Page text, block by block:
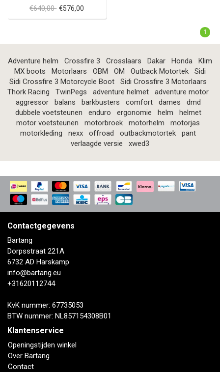
€640,00 €576,00
1
Adventure helm Crossfire 3 Crosslaars Dakar Honda
Klim
MX boots
Motorlaars OBM OM Outback Motortek
Sidi
Sidi Crossfire 3 Motorcycle Boot
Sidi Crossfire 3 Motorlaars
Thork Racing
TwinPegs adventure helmet
adventure motor
aggressor
balans barkbusters comfort dames
dmd
dubbele voetsteunen
enduro ergonomie helm
helmet
motor voetsteunen
motorbroek motorhelm
motorjas
motorkleding
nexx offroad outbackmotortek
pant
verlaagde versie
xwed3
Contactgegevens
Bartang
Dorpsstraat 221A
6732 AD Harskamp
info@bartang.eu
+31620112744
KvK nummer: 67735053
BTW nummer: NL857154308B01
Klantenservice
Openingstijden winkel
Over Bartang
Contact